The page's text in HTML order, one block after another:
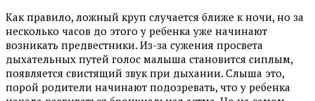
Как правило, ложный круп случается ближе к ночи, но за
несколько часов до этого у ребенка уже начинают
возникать предвестники. Из-за сужения просвета
дыхательных путей голос малыша становится сиплым,
появляется свистящий звук при дыхании. Слыша это,
порой родители начинают подозревать, что у ребенка